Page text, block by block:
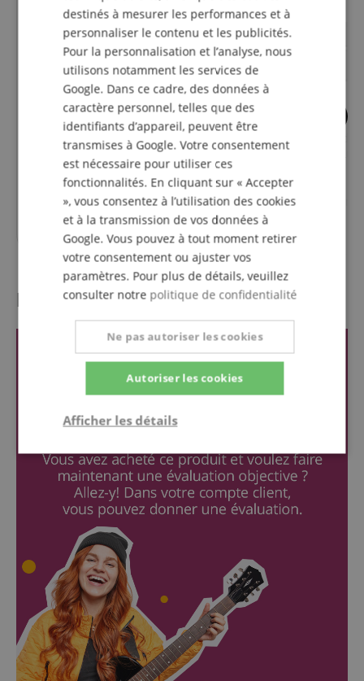
Cambridge Audio Evo 150 SE
2399,00€
Cambridge Audio
Amplificateur
individuellement
l'évaluation des clients
destinés à mesurer les performances et à
personnaliser le contenu et les publicités.
Pour la personnalisation et l’analyse, nous
utilisons notamment les services de
Google. Dans ce cadre, des données à
caractère personnel, telles que des
identifiants d’appareil, peuvent être
transmises à Google. Votre consentement
est nécessaire pour utiliser ces
fonctionnalités. En cliquant sur « Accepter
», vous consentez à l’utilisation des cookies
et à la transmission de vos données à
Google. Vous pouvez à tout moment retirer
votre consentement ou ajuster vos
paramètres. Pour plus de détails, veuillez
consulter notre politique de confidentialité
Autoriser les cookies
Ne pas autoriser les cookies
Afficher les détails
Strictement
nécessaire
Performance Ciblage
Strictement nécessaire
Performance
Ciblage
Fonctionnalité